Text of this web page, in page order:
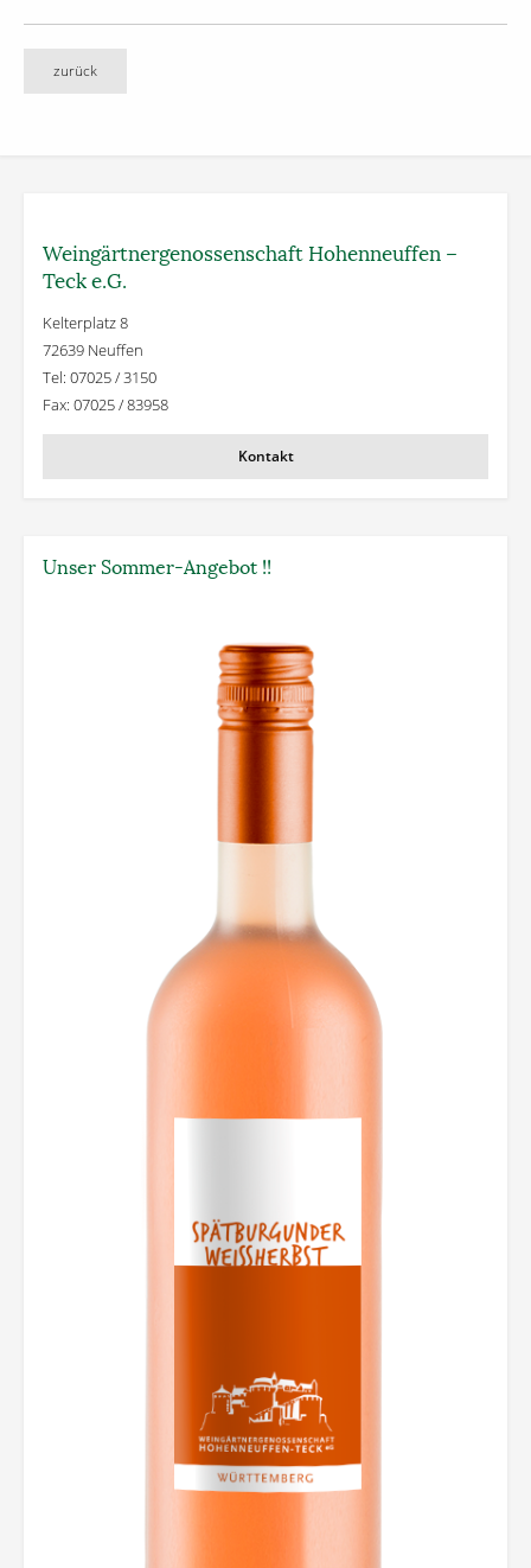
zurück
Weingärtner­genossenschaft Hohenneuffen –
Teck e.G.
Kelterplatz 8
72639 Neuffen
Tel: 07025 / 3150
Fax: 07025 / 83958
Kontakt
Unser Sommer-Angebot !!